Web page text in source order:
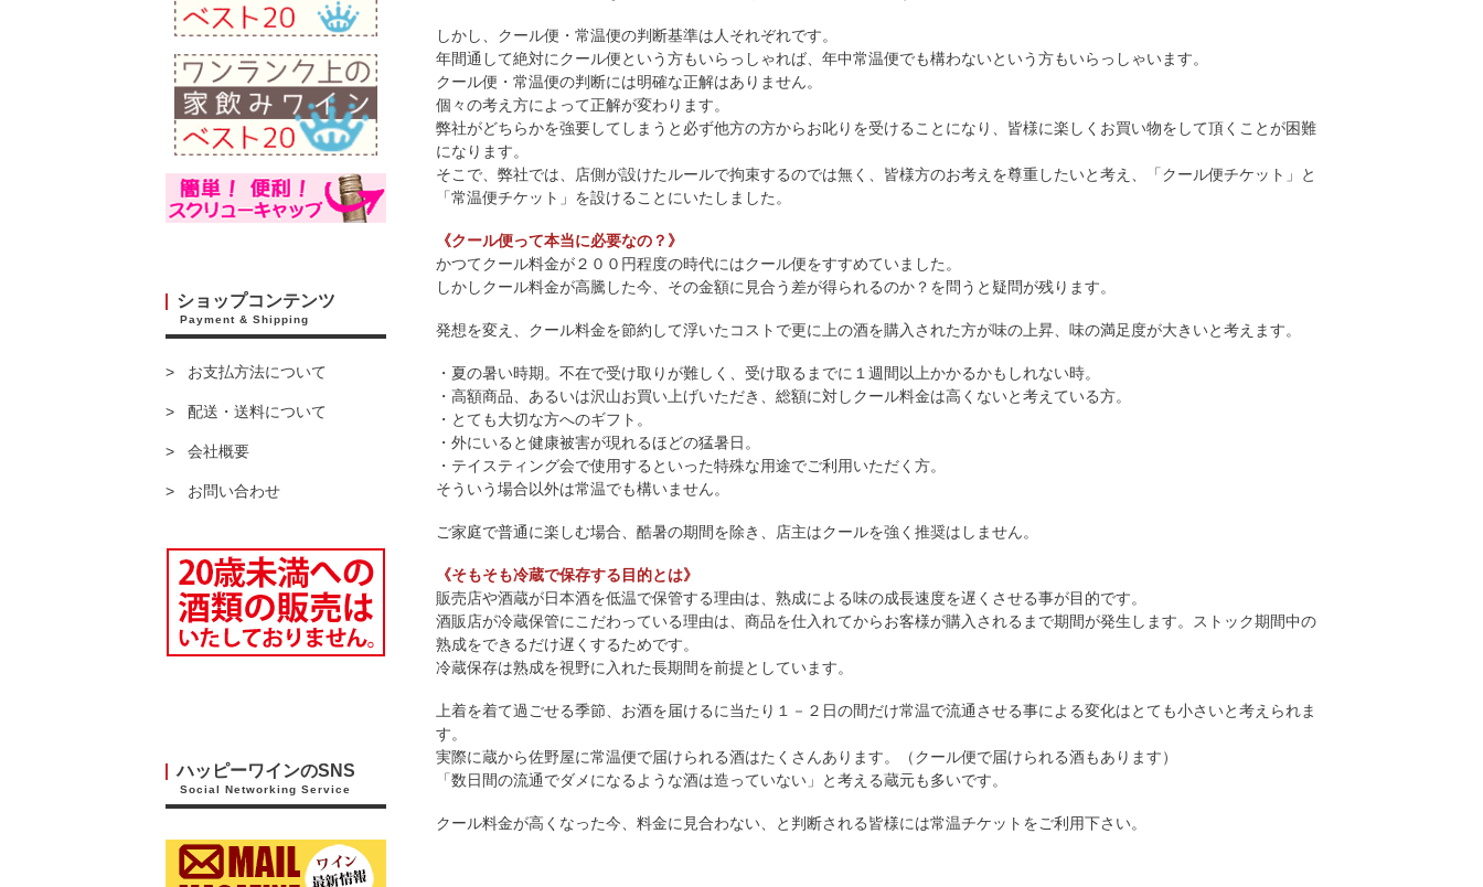
ショップコンテンツ
Payment & Shipping
お支払方法について
配送・送料について
会社概要
お問い合わせ
ハッピーワインのSNS
Social Networking Service
しかし、クール便・常温便の判断基準は人それぞれです。
年間通して絶対にクール便という方もいらっしゃれば、年中常温便でも構わないという方もいらっしゃいます。
クール便・常温便の判断には明確な正解はありません。
個々の考え方によって正解が変わります。
弊社がどちらかを強要してしまうと必ず他方の方からお叱りを受けることになり、皆様に楽しくお買い物をして頂くことが困難
になります。
そこで、弊社では、店側が設けたルールで拘束するのでは無く、皆様方のお考えを尊重したいと考え、「クール便チケット」と
「常温便チケット」を設けることにいたしました。
《クール便って本当に必要なの？》
かつてクール料金が２００円程度の時代にはクール便をすすめていました。
しかしクール料金が高騰した今、その金額に見合う差が得られるのか？を問うと疑問が残ります。
発想を変え、クール料金を節約して浮いたコストで更に上の酒を購入された方が味の上昇、味の満足度が大きいと考えます。
・夏の暑い時期。不在で受け取りが難しく、受け取るまでに１週間以上かかるかもしれない時。
・高額商品、あるいは沢山お買い上げいただき、総額に対しクール料金は高くないと考えている方。
・とても大切な方へのギフト。
・外にいると健康被害が現れるほどの猛暑日。
・テイスティング会で使用するといった特殊な用途でご利用いただく方。
そういう場合以外は常温でも構いません。
ご家庭で普通に楽しむ場合、酷暑の期間を除き、店主はクールを強く推奨はしません。
《そもそも冷蔵で保存する目的とは》
販売店や酒蔵が日本酒を低温で保管する理由は、熟成による味の成長速度を遅くさせる事が目的です。
酒販店が冷蔵保管にこだわっている理由は、商品を仕入れてからお客様が購入されるまで期間が発生します。ストック期間中の
熟成をできるだけ遅くするためです。
冷蔵保存は熟成を視野に入れた長期間を前提としています。
上着を着て過ごせる季節、お酒を届けるに当たり１－２日の間だけ常温で流通させる事による変化はとても小さいと考えられま
す。
実際に蔵から佐野屋に常温便で届けられる酒はたくさんあります。（クール便で届けられる酒もあります）
「数日間の流通でダメになるような酒は造っていない」と考える蔵元も多いです。
クール料金が高くなった今、料金に見合わない、と判断される皆様には常温チケットをご利用下さい。